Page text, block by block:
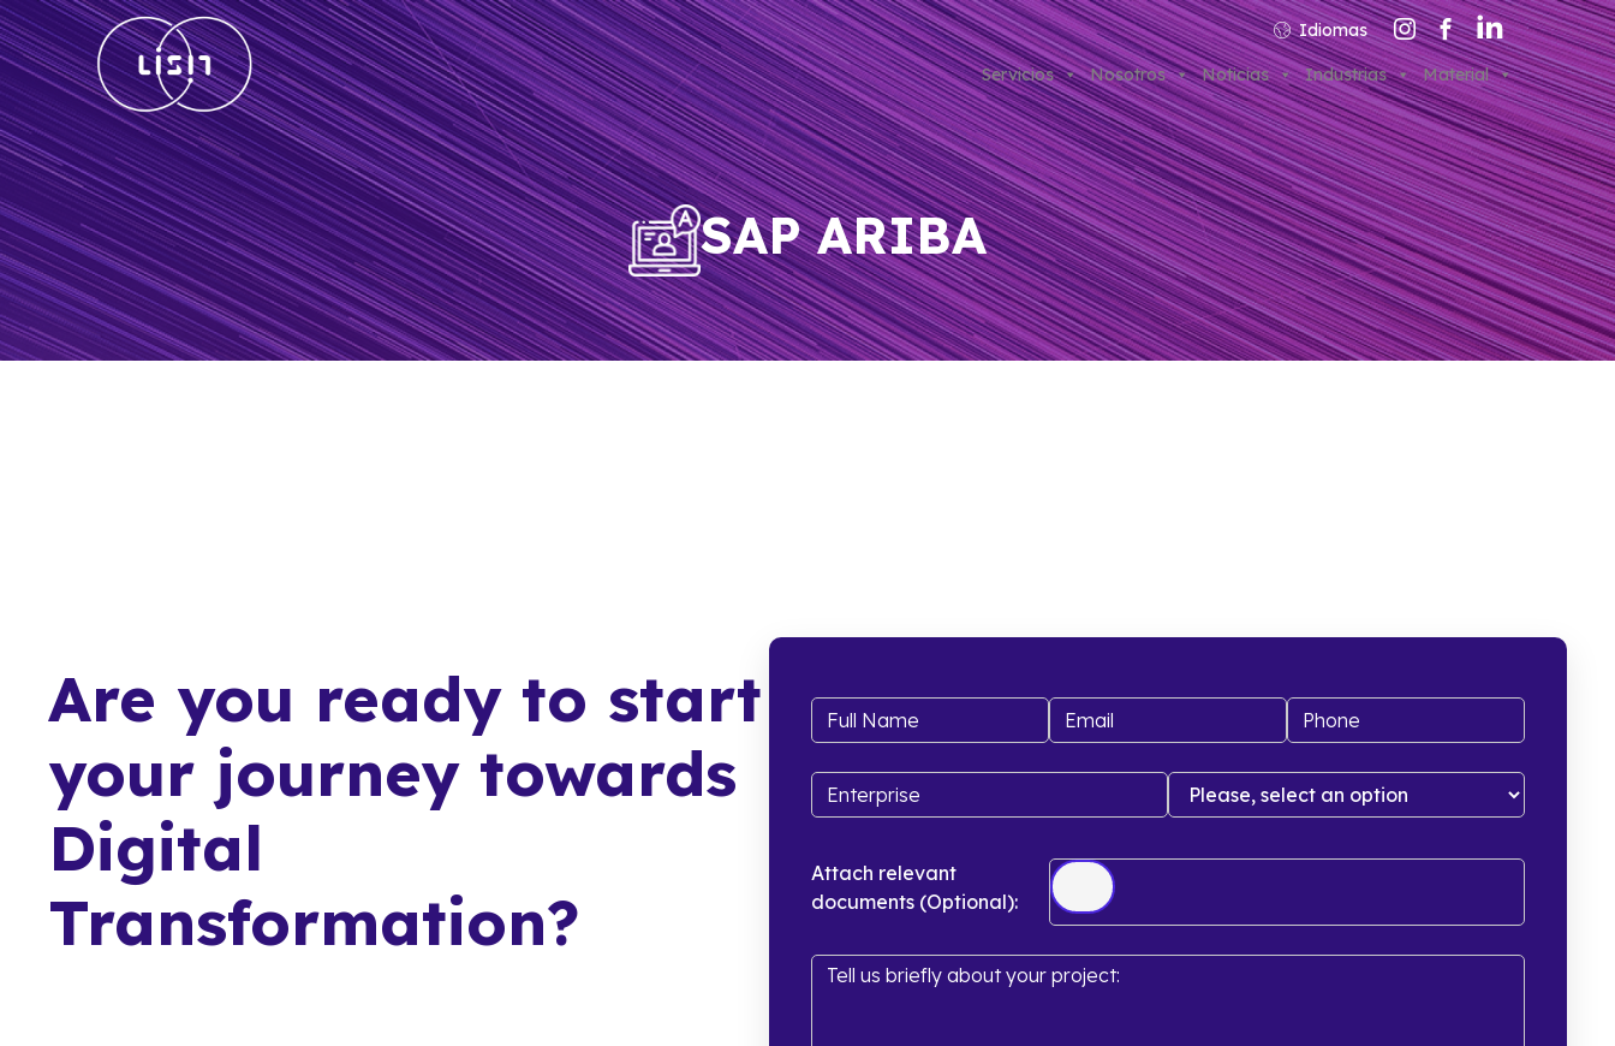
Idiomas
Servicios Nosotros Noticias Industrias Material
SAP ARIBA
Are you ready to start
your journey towards
Digital
Transformation?
Attach relevant
documents (Optional):